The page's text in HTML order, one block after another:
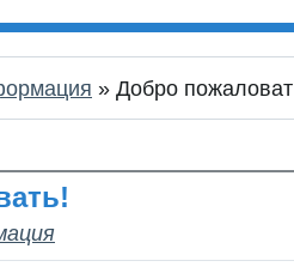
» Добро